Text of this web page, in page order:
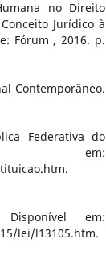
no Direito
Jurídico à
Fórum , 2016. p.
Contemporâneo.
Federativa do
em:
em:
lei/l13105.htm.